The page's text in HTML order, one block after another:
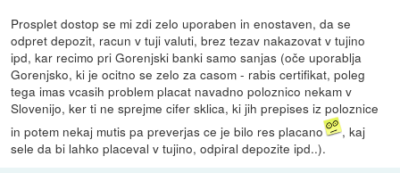
Prosplet dostop se mi zdi zelo uporaben in enostaven, da se
odpret depozit, racun v tuji valuti, brez tezav nakazovat v tujino
ipd, kar recimo pri Gorenjski banki samo sanjas (oče uporablja
Gorenjsko, ki je ocitno se zelo za casom - rabis certifikat, poleg
tega imas vcasih problem placat navadno poloznico nekam v
Slovenijo, ker ti ne sprejme cifer sklica, ki jih prepises iz poloznice
in potem nekaj mutis pa preverjas ce je bilo res placano
, kaj
sele da bi lahko placeval v tujino, odpiral depozite ipd..).